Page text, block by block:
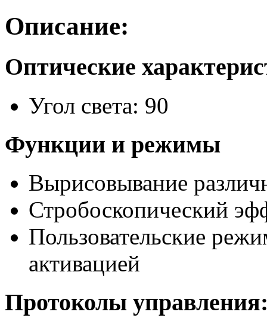
Описание:
Оптические
Угол света: 90
Функции и режимы
Вырисовывание
Стробоскопический
Пользовательские
активацией
Протоколы